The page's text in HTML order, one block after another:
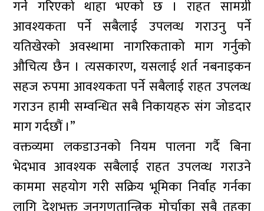
गर्ने गरिएको थाहा भएको छ । राहत सामग्री
आवश्यकता पर्ने सबैलाई उपलव्ध गराउनु पर्ने
यतिखेरको अवस्थामा नागरिकताको माग गर्नुको
औचित्य छैन । त्यसकारण, यसलाई शर्त नबनाइकन
सहज रुपमा आवश्यकता पर्ने सबैलाई राहत उपलव्ध
गराउन हामी सम्वन्धित सबै निकायहरु संग जोडदार
माग गर्दछौं ।”
वक्तव्यमा लकडाउनको नियम पालना गर्दै बिना
भेदभाव आवश्यक सबैलाई राहत उपलव्ध गराउने
काममा सहयोग गरी सक्रिय भूमिका निर्वाह गर्नका